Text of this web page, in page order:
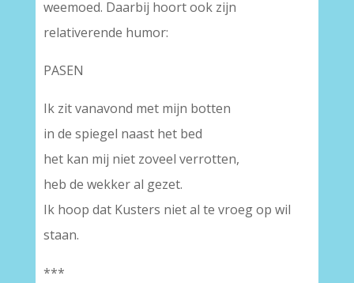
weemoed. Daarbij hoort ook zijn
relativerende humor:
PASEN
Ik zit vanavond met mijn botten
in de spiegel naast het bed
het kan mij niet zoveel verrotten,
heb de wekker al gezet.
Ik hoop dat Kusters niet al te vroeg op wil
staan.
***